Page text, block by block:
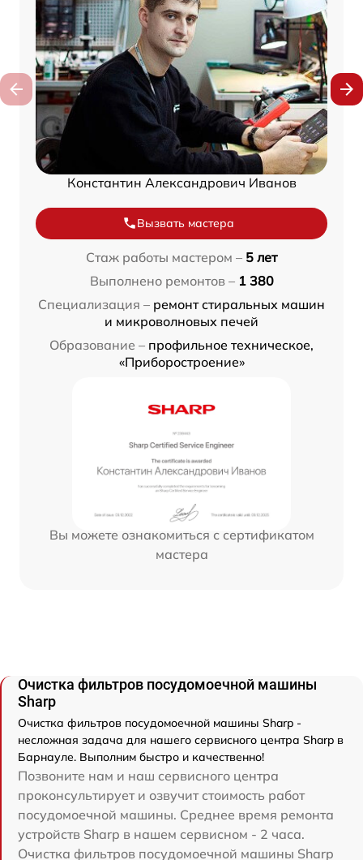
Константин Александрович Иванов
Вызвать мастера
Стаж работы мастером – 5 лет
Выполнено ремонтов – 1 380
Специализация – ремонт стиральных машин
и микроволновых печей
Образование – профильное техническое,
«Приборостроение»
Вы можете ознакомиться с сертификатом
мастера
Очистка фильтров посудомоечной машины
Sharp
Очистка фильтров посудомоечной машины Sharp -
несложная задача для нашего сервисного центра Sharp в
Барнауле. Выполним быстро и качественно!
Позвоните нам и наш сервисного центра
проконсультирует и озвучит стоимость работ
посудомоечной машины. Среднее время ремонта
устройств Sharp в нашем сервисном - 2 часа.
Очистка фильтров посудомоечной машины Sharp